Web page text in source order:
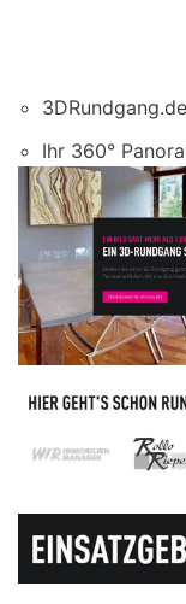
3DRundgang.de
Ihr 360°